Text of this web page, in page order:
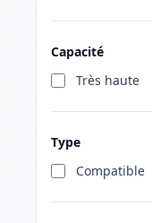
Capacité
Très haute
Type
Compatible